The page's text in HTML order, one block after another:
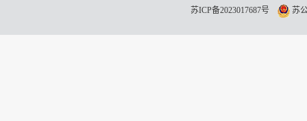
苏ICP备2023017687号
苏